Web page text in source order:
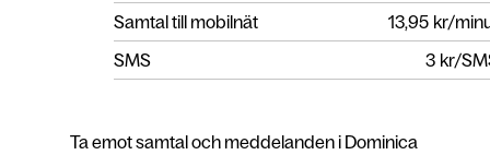
Samtal till mobilnät
13,95 kr/
SMS
3 kr/
Ta emot samtal och meddelanden i Dominica